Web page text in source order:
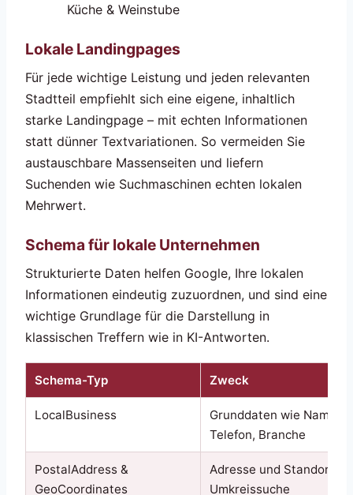
Küche & Weinstube
Lokale Landingpages
Für jede wichtige Leistung und jeden relevanten
Stadtteil empfiehlt sich eine eigene, inhaltlich
starke Landingpage – mit echten Informationen
statt dünner Textvariationen. So vermeiden Sie
austauschbare Massenseiten und liefern
Suchenden wie Suchmaschinen echten lokalen
Mehrwert.
Schema für lokale Unternehmen
Strukturierte Daten helfen Google, Ihre lokalen
Informationen eindeutig zuzuordnen, und sind eine
wichtige Grundlage für die Darstellung in
klassischen Treffern wie in KI-Antworten.
Schema-Typ Zweck
LocalBusiness
Grunddaten wie Name,
Telefon, Branche
PostalAddress &
GeoCoordinates
Adresse und Standort
Umkreissuche